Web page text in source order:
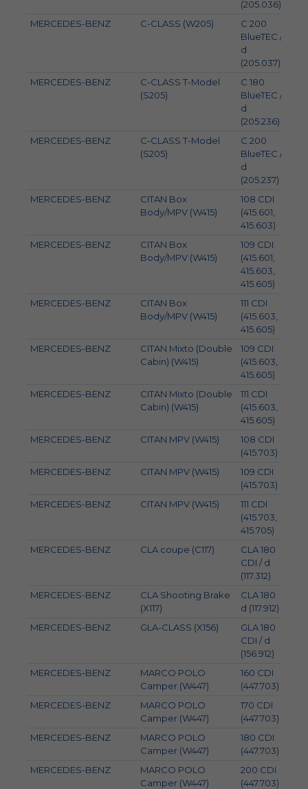
(205.036)
MERCEDES-BENZ
C-CLASS (W205)
C 200
BlueTEC /
d
(205.037)
MERCEDES-BENZ
C-CLASS T-Model
(S205)
C 180
BlueTEC /
d
(205.236)
MERCEDES-BENZ
C-CLASS T-Model
(S205)
C 200
BlueTEC /
d
(205.237)
MERCEDES-BENZ
CITAN Box
Body/MPV (W415)
108 CDI
(415.601,
415.603)
MERCEDES-BENZ
CITAN Box
Body/MPV (W415)
109 CDI
(415.601,
415.603,
415.605)
MERCEDES-BENZ
CITAN Box
Body/MPV (W415)
111 CDI
(415.603,
415.605)
MERCEDES-BENZ
CITAN Mixto (Double
Cabin) (W415)
109 CDI
(415.603,
415.605)
MERCEDES-BENZ
CITAN Mixto (Double
Cabin) (W415)
111 CDI
(415.603,
415.605)
MERCEDES-BENZ CITAN MPV (W415)
108 CDI
(415.703)
MERCEDES-BENZ CITAN MPV (W415)
109 CDI
(415.703)
MERCEDES-BENZ CITAN MPV (W415)
111 CDI
(415.703,
415.705)
MERCEDES-BENZ CLA coupe (C117)
CLA 180
CDI / d
(117.312)
MERCEDES-BENZ
CLA Shooting Brake
(X117)
CLA 180
d (117.912)
MERCEDES-BENZ GLA-CLASS (X156)
GLA 180
CDI / d
(156.912)
MERCEDES-BENZ
MARCO POLO
Camper (W447)
160 CDI
(447.703)
MERCEDES-BENZ
MARCO POLO
Camper (W447)
170 CDI
(447.703)
MERCEDES-BENZ
MARCO POLO
Camper (W447)
180 CDI
(447.703)
MERCEDES-BENZ
MARCO POLO
Camper (W447)
200 CDI
(447.703)